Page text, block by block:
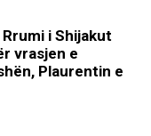
i Shijakut
vrasjen e
Plaurentin e